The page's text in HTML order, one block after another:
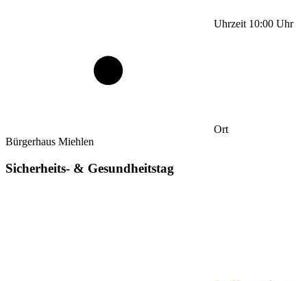
Uhrzeit 10:00 Uhr
Ort
Bürgerhaus Miehlen
Sicherheits- & Gesundheitstag